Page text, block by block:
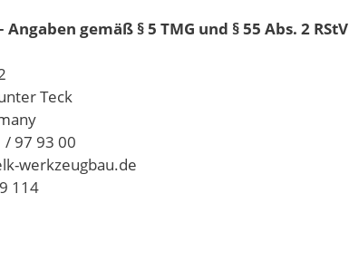
gemäß § 5 TMG und § 55 Abs. 2 RStV
Teck
/ 97 93 00
werkzeugbau.de
114